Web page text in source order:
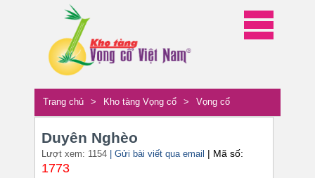
Trang chủ > Kho tàng Vọng cổ > Vọng cổ
Duyên Nghèo
Lượt xem: 1154 | Gửi bài viết qua email | Mã số:
1773